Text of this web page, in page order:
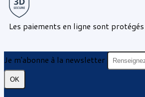
Les paiements en ligne sont
Je m'abonne à la newsletter
OK